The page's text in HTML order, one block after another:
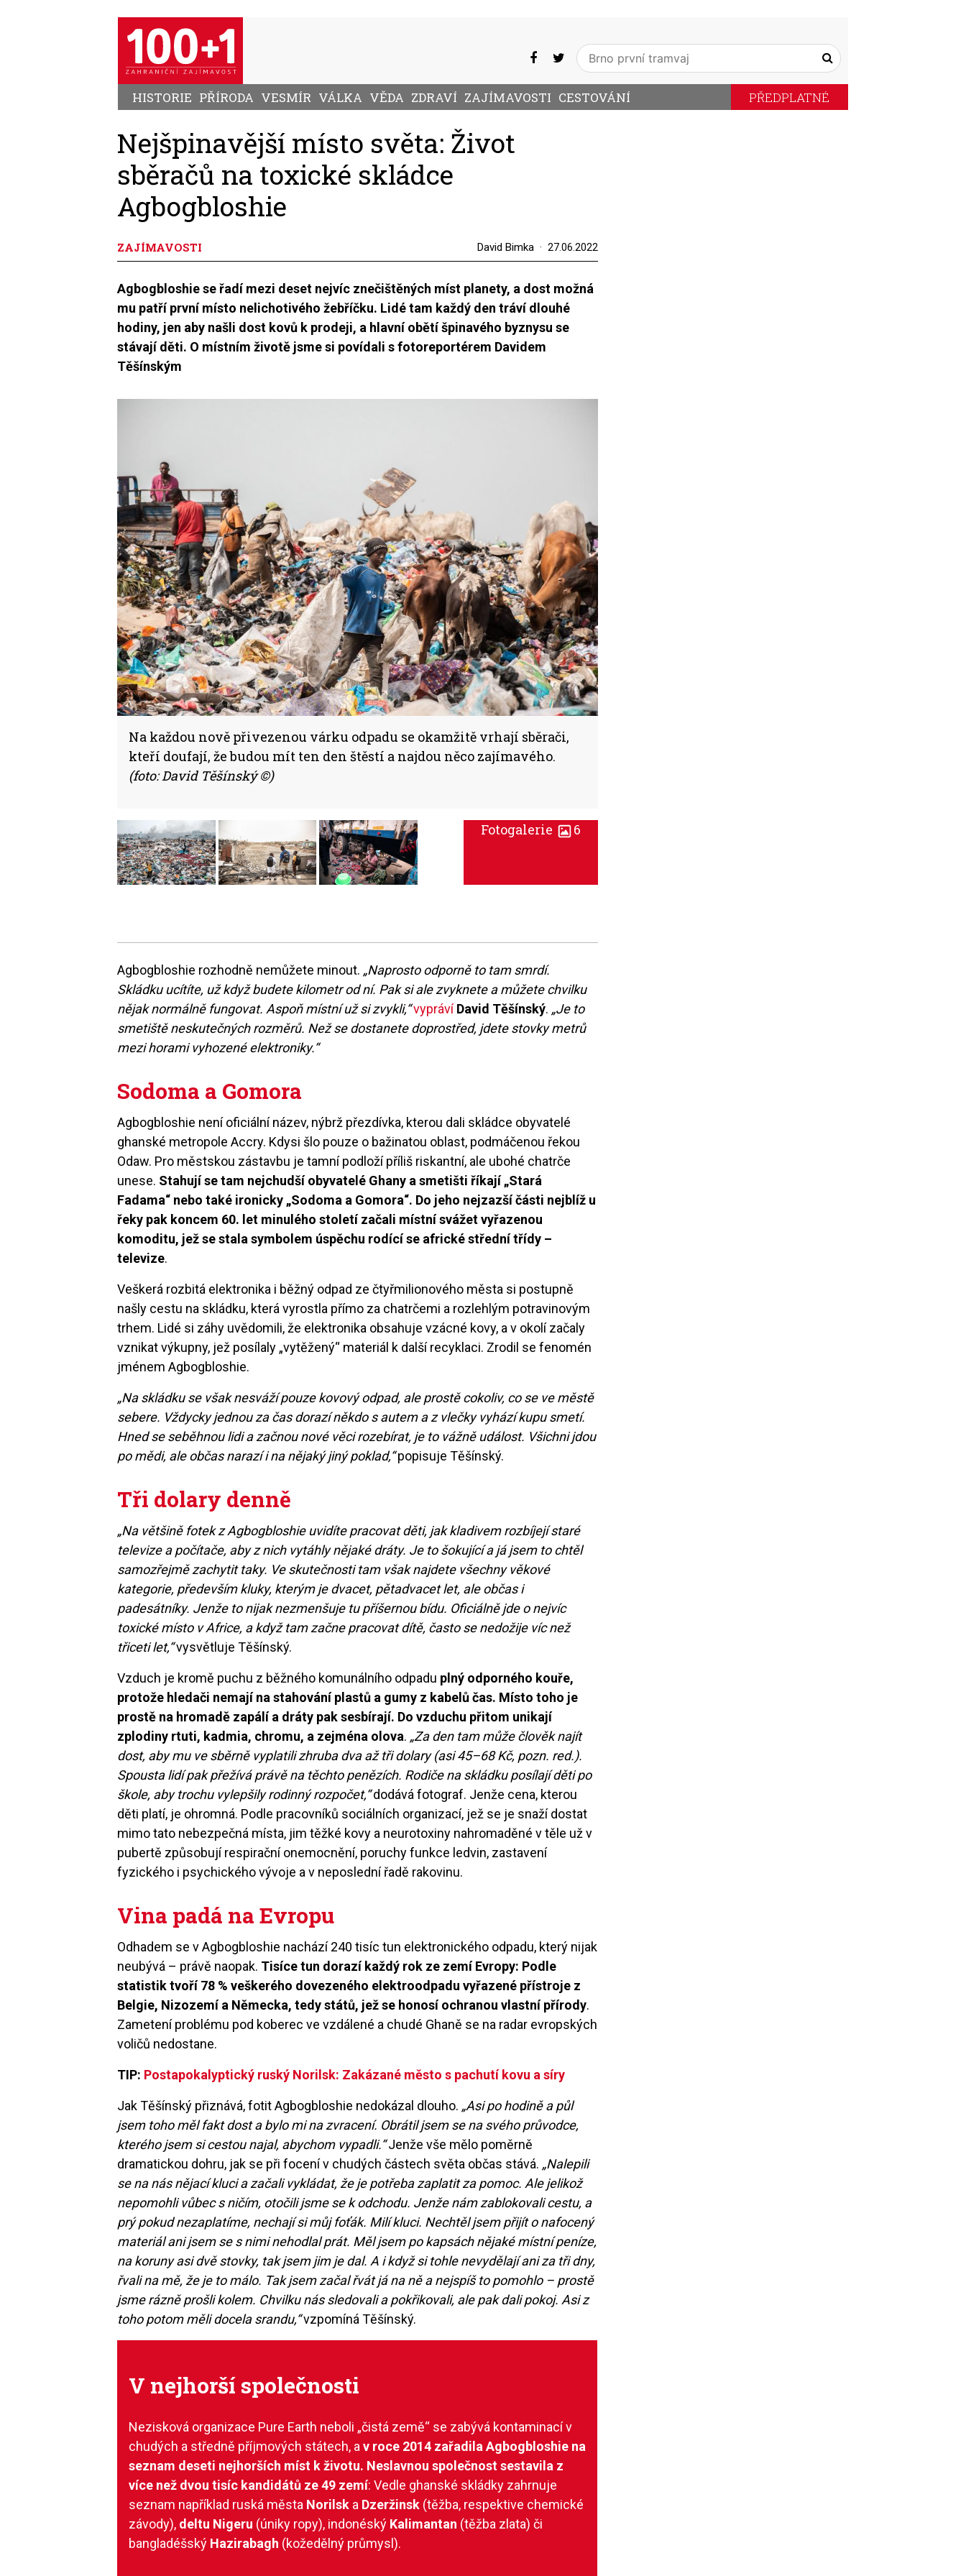
HISTORIE PŘÍRODA VESMÍR VÁLKA VĚDA ZDRAVÍ ZAJÍMAVOSTI CESTOVÁNÍ PŘEDPLATNÉ
Nejšpinavější místo světa: Život
sběračů na toxické skládce
Agbogbloshie
ZAJÍMAVOSTI David Bimka 27.06.2022
Agbogbloshie se řadí mezi deset nejvíc znečištěných míst planety, a dost možná
mu patří první místo nelichotivého žebříčku. Lidé tam každý den tráví dlouhé
hodiny, jen aby našli dost kovů k prodeji, a hlavní obětí špinavého byznysu se
stávají děti. O místním životě jsme si povídali s fotoreportérem Davidem
Těšínským
Na každou nově přivezenou várku odpadu se okamžitě vrhají sběrači,
kteří doufají, že budou mít ten den štěstí a najdou něco zajímavého.
(foto: David Těšínský ©)
Fotogalerie 6
Agbogbloshie rozhodně nemůžete minout. „Naprosto odporně to tam smrdí.
Skládku ucítíte, už když budete kilometr od ní. Pak si ale zvyknete a můžete chvilku
nějak normálně fungovat. Aspoň místní už si zvykli,“vypráví David Těšínský. „Je to
smetiště neskutečných rozměrů. Než se dostanete doprostřed, jdete stovky metrů
mezi horami vyhozené elektroniky.“
Sodoma a Gomora
Agbogbloshie není oficiální název, nýbrž přezdívka, kterou dali skládce obyvatelé
ghanské metropole Accry. Kdysi šlo pouze o bažinatou oblast, podmáčenou řekou
Odaw. Pro městskou zástavbu je tamní podloží příliš riskantní, ale ubohé chatrče
unese. Stahují se tam nejchudší obyvatelé Ghany a smetišti říkají „Stará
Fadama“ nebo také ironicky „Sodoma a Gomora“. Do jeho nejzazší části nejblíž u
řeky pak koncem 60. let minulého století začali místní svážet vyřazenou
komoditu, jež se stala symbolem úspěchu rodící se africké střední třídy –
televize.
Veškerá rozbitá elektronika i běžný odpad ze čtyřmilionového města si postupně
našly cestu na skládku, která vyrostla přímo za chatrčemi a rozlehlým potravinovým
trhem. Lidé si záhy uvědomili, že elektronika obsahuje vzácné kovy, a v okolí začaly
vznikat výkupny, jež posílaly „vytěžený“ materiál k další recyklaci. Zrodil se fenomén
jménem Agbogbloshie.
„Na skládku se však nesváží pouze kovový odpad, ale prostě cokoliv, co se ve městě
sebere. Vždycky jednou za čas dorazí někdo s autem a z vlečky vyhází kupu smetí.
Hned se seběhnou lidi a začnou nové věci rozebírat, je to vážně událost. Všichni jdou
po mědi, ale občas narazí i na nějaký jiný poklad,“popisuje Těšínský.
Tři dolary denně
„Na většině fotek z Agbogbloshie uvidíte pracovat děti, jak kladivem rozbíjejí staré
televize a počítače, aby z nich vytáhly nějaké dráty. Je to šokující a já jsem to chtěl
samozřejmě zachytit taky. Ve skutečnosti tam však najdete všechny věkové
kategorie, především kluky, kterým je dvacet, pětadvacet let, ale občas i
padesátníky. Jenže to nijak nezmenšuje tu příšernou bídu. Oficiálně jde o nejvíc
toxické místo v Africe, a když tam začne pracovat dítě, často se nedožije víc než
třiceti let,“vysvětluje Těšínský.
Vzduch je kromě puchu z běžného komunálního odpadu plný odporného kouře,
protože hledači nemají na stahování plastů a gumy z kabelů čas. Místo toho je
prostě na hromadě zapálí a dráty pak sesbírají. Do vzduchu přitom unikají
zplodiny rtuti, kadmia, chromu, a zejména olova. „Za den tam může člověk najít
dost, aby mu ve sběrně vyplatili zhruba dva až tři dolary (asi 45–68 Kč, pozn. red.).
Spousta lidí pak přežívá právě na těchto penězích. Rodiče na skládku posílají děti po
škole, aby trochu vylepšily rodinný rozpočet,“dodává fotograf. Jenže cena, kterou
děti platí, je ohromná. Podle pracovníků sociálních organizací, jež se je snaží dostat
mimo tato nebezpečná místa, jim těžké kovy a neurotoxiny nahromaděné v těle už v
pubertě způsobují respirační onemocnění, poruchy funkce ledvin, zastavení
fyzického i psychického vývoje a v neposlední řadě rakovinu.
Vina padá na Evropu
Odhadem se v Agbogbloshie nachází 240 tisíc tun elektronického odpadu, který nijak
neubývá – právě naopak. Tisíce tun dorazí každý rok ze zemí Evropy: Podle
statistik tvoří 78 % veškerého dovezeného elektroodpadu vyřazené přístroje z
Belgie, Nizozemí a Německa, tedy států, jež se honosí ochranou vlastní přírody.
Zametení problému pod koberec ve vzdálené a chudé Ghaně se na radar evropských
voličů nedostane.
TIP: Postapokalyptický ruský Norilsk: Zakázané město s pachutí kovu a síry
Jak Těšínský přiznává, fotit Agbogbloshie nedokázal dlouho. „Asi po hodině a půl
jsem toho měl fakt dost a bylo mi na zvracení. Obrátil jsem se na svého průvodce,
kterého jsem si cestou najal, abychom vypadli.“Jenže vše mělo poměrně
dramatickou dohru, jak se při focení v chudých částech světa občas stává. „Nalepili
se na nás nějací kluci a začali vykládat, že je potřeba zaplatit za pomoc. Ale jelikož
nepomohli vůbec s ničím, otočili jsme se k odchodu. Jenže nám zablokovali cestu, a
prý pokud nezaplatíme, nechají si můj foťák. Milí kluci. Nechtěl jsem přijít o nafocený
materiál ani jsem se s nimi nehodlal prát. Měl jsem po kapsách nějaké místní peníze,
na koruny asi dvě stovky, tak jsem jim je dal. A i když si tohle nevydělají ani za tři dny,
řvali na mě, že je to málo. Tak jsem začal řvát já na ně a nejspíš to pomohlo – prostě
jsme rázně prošli kolem. Chvilku nás sledovali a pokřikovali, ale pak dali pokoj. Asi z
toho potom měli docela srandu,“vzpomíná Těšínský.
V nejhorší společnosti
Nezisková organizace Pure Earth neboli „čistá země“ se zabývá kontaminací v
chudých a středně příjmových státech, av roce 2014 zařadila Agbogbloshie na
seznam deseti nejhorších míst k životu. Neslavnou společnost sestavila z
více než dvou tisíc kandidátů ze 49 zemí: Vedle ghanské skládky zahrnuje
seznam například ruská města Norilsk a Dzeržinsk (těžba, respektive chemické
závody), deltu Nigeru (úniky ropy), indonéský Kalimantan (těžba zlata) či
bangladéšský Hazirabagh (kožedělný průmysl).